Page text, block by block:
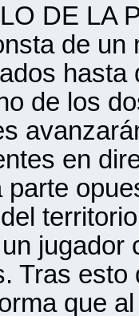
DE LA
de un
hasta
de los
en
parte
jugador
Tras
que